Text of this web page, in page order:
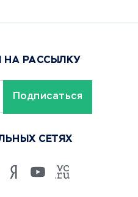
НА РАССЫЛКУ
СЕТЯХ